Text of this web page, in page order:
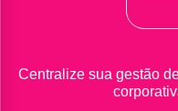
Centralize sua gestão